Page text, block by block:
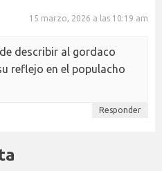
15 marzo, 2026 a las 10:19 am
describir al gordaco
reflejo en el populacho
Responder